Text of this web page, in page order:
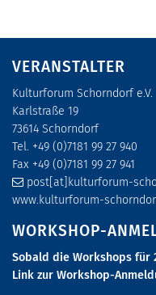
VERANSTALTER
Kulturforum Schorndorf e.V.
Karlstraße 19
73614 Schorndorf
Tel. +49 (0)7181 99 27 940
Fax +49 (0)7181 99 27 941
post[at]kulturforum-
www.kulturforum-
WORKSHOP-
Sobald die Workshops für
Link zur Workshop-